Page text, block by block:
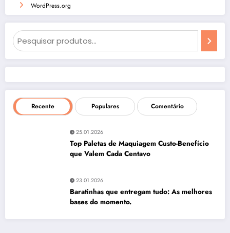
WordPress.org
Pesquisa
Recente Populares Comentário
25.01.2026
Top Paletas de Maquiagem Custo-Benefício
que Valem Cada Centavo
23.01.2026
Baratinhas que entregam tudo: As melhores
bases do momento.